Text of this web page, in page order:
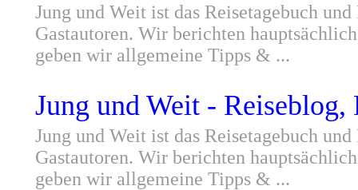
Jung und Weit ist das Reisetagebuch
Gastautoren. Wir berichten
geben wir allgemeine Tipps & ...
Jung und Weit -
Jung und Weit ist das Reisetagebuch
Gastautoren. Wir berichten
geben wir allgemeine Tipps & ...